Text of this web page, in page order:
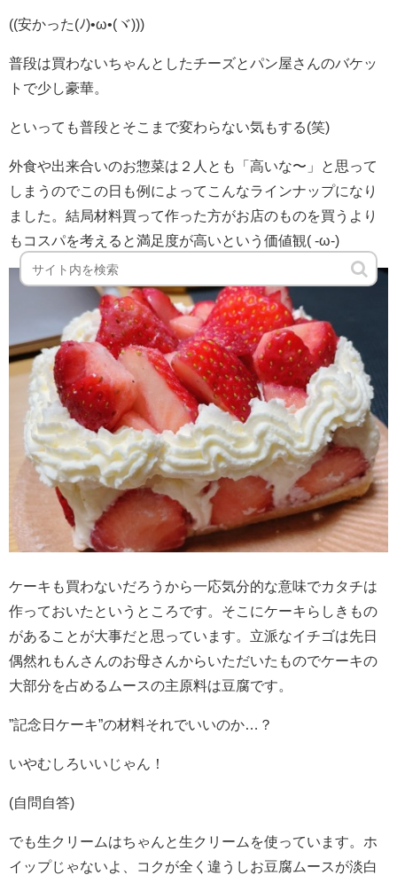
((安かった(ﾉ)•ω•(ヾ)))
普段は買わないちゃんとしたチーズとパン屋さんのバケッ
トで少し豪華。
といっても普段とそこまで変わらない気もする(笑)
外食や出来合いのお惣菜は２人とも「高いな〜」と思って
しまうのでこの日も例によってこんなラインナップになり
ました。結局材料買って作った方がお店のものを買うより
もコスパを考えると満足度が高いという価値観( ‐ω‐)
ケーキも買わないだろうから一応気分的な意味でカタチは
作っておいたというところです。そこにケーキらしきもの
があることが大事だと思っています。立派なイチゴは先日
偶然れもんさんのお母さんからいただいたものでケーキの
大部分を占めるムースの主原料は豆腐です。
”記念日ケーキ”の材料それでいいのか…？
いやむしろいいじゃん！
(自問自答)
でも生クリームはちゃんと生クリームを使っています。ホ
イップじゃないよ、コクが全く違うしお豆腐ムースが淡白